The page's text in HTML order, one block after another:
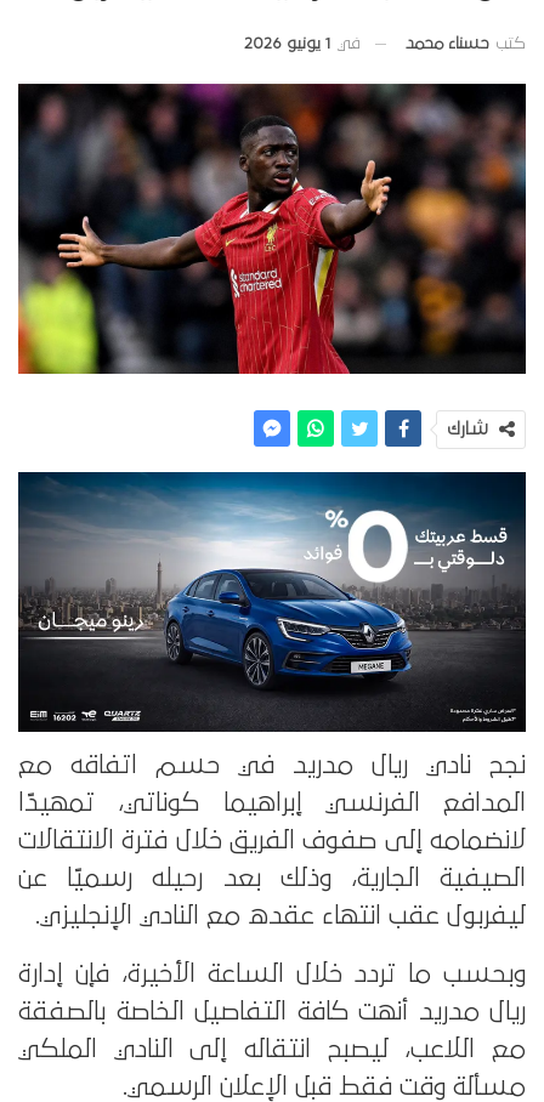
كتب حسناء محمد في 1 يونيو 2026
شارك
نجح نادي ريال مدريد في حسم اتفاقه مع
المدافع الفرنسي إبراهيما كوناتي، تمهيدًا
لانضمامه إلى صفوف الفريق خلال فترة الانتقالات
الصيفية الجارية، وذلك بعد رحيله رسميًا عن
ليفربول عقب انتهاء عقده مع النادي الإنجليزي.
وبحسب ما تردد خلال الساعة الأخيرة، فإن إدارة
ريال مدريد أنهت كافة التفاصيل الخاصة بالصفقة
مع اللاعب، ليصبح انتقاله إلى النادي الملكي
مسألة وقت فقط قبل الإعلان الرسمي.